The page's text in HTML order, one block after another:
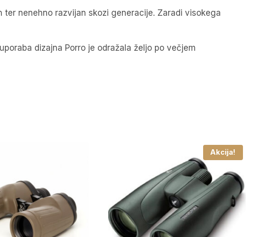
nenehno razvijan skozi generacije. Zaradi visokega
dizajna Porro je odražala željo po večjem
Akcija!